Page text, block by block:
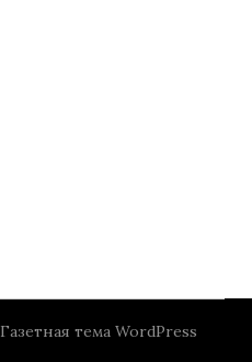
Газетная тема WordPress